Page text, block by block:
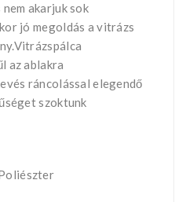
akarjuk sok
jó megoldás a vitrázs
az ablakra
ráncolással elegendő
szoktunk